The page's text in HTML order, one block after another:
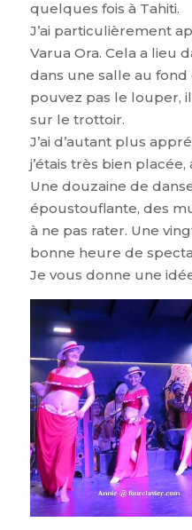
quelques fois à Tahiti.
J’ai particulièrement
Varua Ora. Cela a lieu
dans une salle au fond
pouvez pas le louper,
sur le trottoir.
J’ai d’autant plus
j’étais très bien
Une douzaine de
époustouflante, des
à ne pas rater. Une
bonne heure de
Je vous donne une